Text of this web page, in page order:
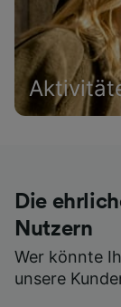
Die
Nutzern
Wer könnte
unsere